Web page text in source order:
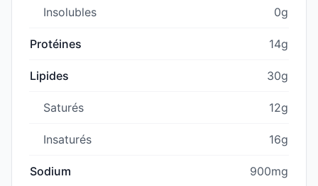
Insolubles 0g
Protéines 14g
Lipides 30g
Saturés 12g
Insaturés 16g
Sodium 900mg